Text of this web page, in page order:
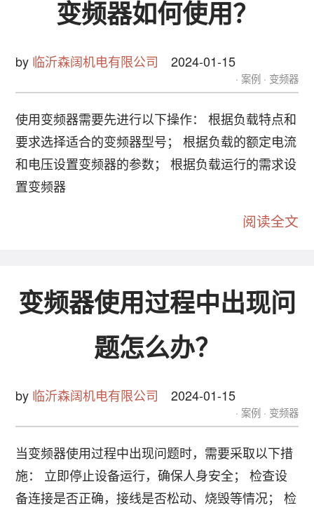
变频器如何使用？
by 临沂森阔机电有限公司 2024-01-15
案例 变频器
使用变频器需要先进行以下操作： 根据负载特点和
要求选择适合的变频器型号； 根据负载的额定电流
和电压设置变频器的参数； 根据负载运行的需求设
置变频器
阅读全文
变频器使用过程中出现问
题怎么办？
by 临沂森阔机电有限公司 2024-01-15
案例 变频器
当变频器使用过程中出现问题时，需要采取以下措
施： 立即停止设备运行，确保人身安全； 检查设
备连接是否正确，接线是否松动、烧毁等情况； 检